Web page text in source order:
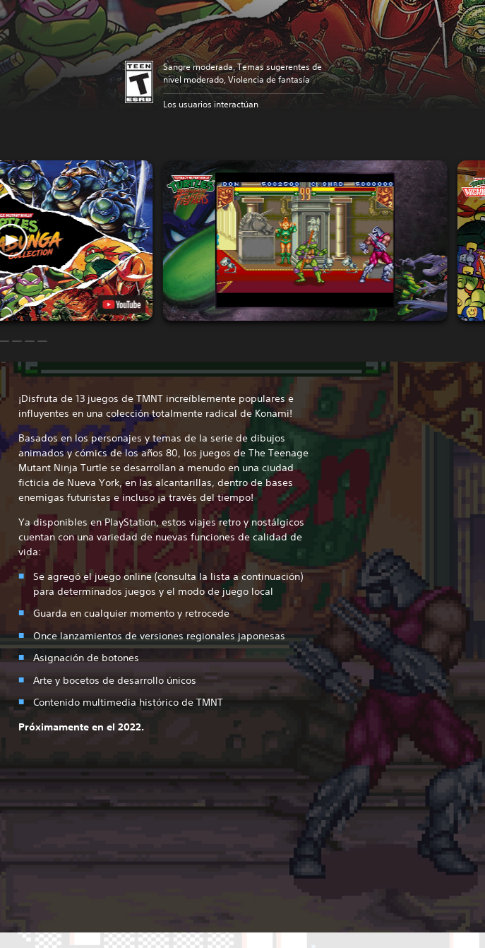
Sangre moderada, Temas sugerentes de
nivel moderado, Violencia de fantasía
Los usuarios interactúan
¡Disfruta de 13 juegos de TMNT increíblemente populares e
influyentes en una colección totalmente radical de Konami!
Basados en los personajes y temas de la serie de dibujos
animados y cómics de los años 80, los juegos de The Teenage
Mutant Ninja Turtle se desarrollan a menudo en una ciudad
ficticia de Nueva York, en las alcantarillas, dentro de bases
enemigas futuristas e incluso ¡a través del tiempo!
Ya disponibles en PlayStation, estos viajes retro y nostálgicos
cuentan con una variedad de nuevas funciones de calidad de
vida:
Se agregó el juego online (consulta la lista a continuación)
para determinados juegos y el modo de juego local
Guarda en cualquier momento y retrocede
Once lanzamientos de versiones regionales japonesas
Asignación de botones
Arte y bocetos de desarrollo únicos
Contenido multimedia histórico de TMNT
Próximamente en el 2022.